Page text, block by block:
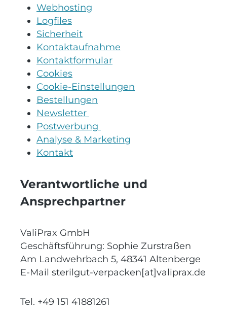
Webhosting
Logfiles
Sicherheit
Kontaktaufnahme
Kontaktformular
Cookies
Cookie-Einstellungen
Bestellungen
Newsletter
Postwerbung
Analyse & Marketing
Kontakt
Verantwortliche und
Ansprechpartner
ValiPrax GmbH
Geschäftsführung: Sophie Zurstraßen
Am Landwehrbach 5, 48341 Altenberge
E-Mail sterilgut-verpacken[at]valiprax.de
Tel. +49 151 41881261